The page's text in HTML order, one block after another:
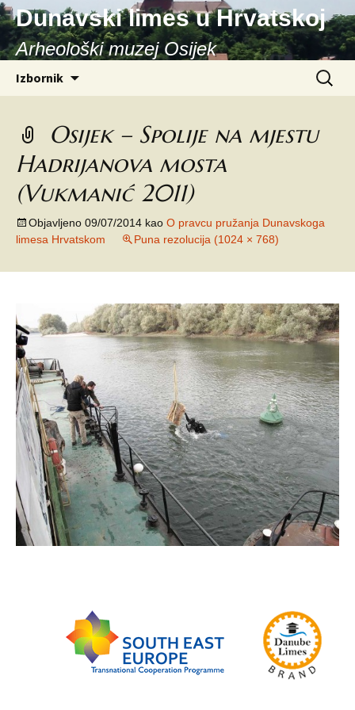
Dunavski limes u Hrvatskoj
Arheološki muzej Osijek
Izbornik
Osijek – Spolije na mjestu
Hadrijanova mosta
(Vukmanić 2011)
Objavljeno 09/07/2014 kao O pravcu pružanja Dunavskoga
limesa Hrvatskom
Puna rezolucija (1024 × 768)